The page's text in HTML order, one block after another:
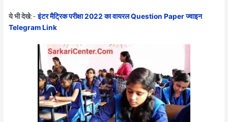
ये भी देखे:-इंटर मैट्रिक परीक्षा 2022 का वायरल Question Paper ज्वाइन
Telegram Link